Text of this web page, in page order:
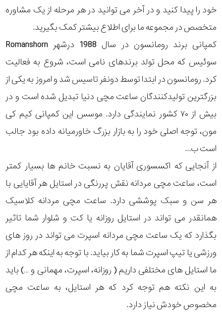
خود را پیدا کنید و در آخر می توانید در هر مرحله از یک مشاوره
متخصص در مجموعه ما برای اطلاع بیشتر کمک بگیرید.
کمپانی برند رومانسون در سال 1988 درشهر Romanshorn
سوئیس که محل تولد برندهای نامی است، شروع به فعالیت
کرد. رومانسون در ابتدا توسط دونفر تاسیس شد و امروز به یکی از
بزرگترین تولیدکنندگان ساعت مچی دنیا تبدیل شده است و در
بیش از ۷۰ کشور نمایندگی دارد. موسس این کمپانی کیم کی
مون، توجه اصلی خود را به بازار بزرگ خاورمیانه داده بود جالب
است ب...
از آنجایی که اکسسوری آقایان به نسبت خانم ها بسیار کمتر
است، ساعت مچی مردانه نقش پررنگی در استایل هر آقایایی با
هر سن و سبک پوششی دارد. ساعت مچی مردانه کلاسیک
همانقدر می تواند در استایل روزانه یا کت و شلوار شما تاثیر
بگذارد که یک ساعت مچی مردانه اسپرت می تواند در روز های
ورزشی یا تیپ اسپرت شما به کار بیاید. با توجه به اینکه هر کدام از
ما استایل های مختلفی داریم ( روزانه، اسپرت، مهمانی و …) باید
به این نکته هم توجه کرد که هر استایل، به ساعت مچی
مخصوص خودش نیاز دارد.